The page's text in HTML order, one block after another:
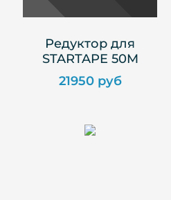
Редуктор для
STARTAPE 50M
21950 руб